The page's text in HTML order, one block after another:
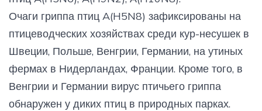
Очаги гриппа птиц A(H5N8) зафиксированы на
птицеводческих хозяйствах среди кур-несушек в
Швеции, Польше, Венгрии, Германии, на утиных
фермах в Нидерландах, Франции. Кроме того, в
Венгрии и Германии вирус птичьего гриппа
обнаружен у диких птиц в природных парках.